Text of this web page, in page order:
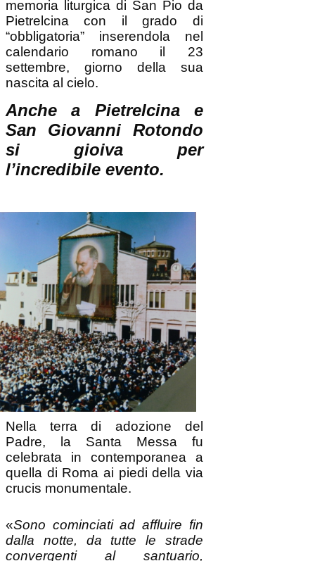
nascita al cielo.
Anche a Pietrelcina e
San Giovanni Rotondo
si gioiva per
l’incredibile evento.
Nella terra di adozione del
Padre, la Santa Messa fu
celebrata in contemporanea a
quella di Roma ai piedi della via
crucis monumentale.
«Sono cominciati ad affluire fin
dalla notte, da tutte le strade
convergenti al santuario,